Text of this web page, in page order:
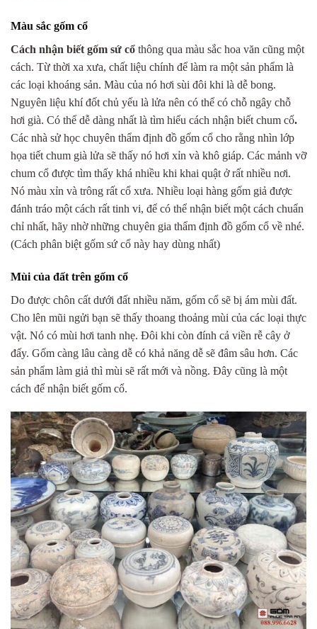
Màu sắc gốm cổ
Cách nhận biết gốm sứ cổ thông qua màu sắc hoa văn cũng một
cách. Từ thời xa xưa, chất liệu chính để làm ra một sản phẩm là
các loại khoáng sản. Màu của nó hơi sùi đôi khi là dễ bong.
Nguyên liệu khí đốt chủ yếu là lửa nên có thể có chỗ ngây chỗ
hơi già. Có thể dễ dàng nhất là tìm hiểu cách nhận biết chum cổ.
Các nhà sử học chuyên thẩm định đồ gốm cổ cho rằng nhìn lớp
họa tiết chum già lửa sẽ thấy nó hơi xỉn và khô giáp. Các mảnh vỡ
chum cổ được tìm thấy khá nhiều khi khai quật ở rất nhiều nơi.
Nó màu xỉn và trông rất cổ xưa. Nhiều loại hàng gốm giả được
đánh tráo một cách rất tinh vi, để có thể nhận biết một cách chuẩn
chỉ nhất, hãy nhờ những chuyên gia thẩm định đồ gốm cổ về nhé.
(Cách phân biệt gốm sứ cổ này hay dùng nhất)
Mùi của đất trên gốm cổ
Do được chôn cất dưới đất nhiều năm, gốm cổ sẽ bị ám mùi đất.
Cho lên mũi ngửi bạn sẽ thấy thoang thoảng mùi của các loại thực
vật. Nó có mùi hơi tanh nhẹ. Đôi khi còn đính cả viền rễ cây ở
đấy. Gốm càng lâu càng dễ có khả năng dễ sẽ đâm sâu hơn. Các
sản phẩm làm giả thì mùi sẽ rất mới và nồng. Đây cũng là một
cách để nhận biết gốm cổ.